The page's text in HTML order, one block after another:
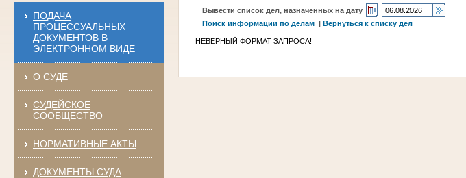
ПОДАЧА
ПРОЦЕССУАЛЬНЫХ
ДОКУМЕНТОВ В
ЭЛЕКТРОННОМ ВИДЕ
О СУДЕ
СУДЕЙСКОЕ
СООБЩЕСТВО
НОРМАТИВНЫЕ АКТЫ
ДОКУМЕНТЫ СУДА
Вывести список дел, назначенных на дату
Поиск информации по делам |Вернуться к списку дел
НЕВЕРНЫЙ ФОРМАТ ЗАПРОСА!